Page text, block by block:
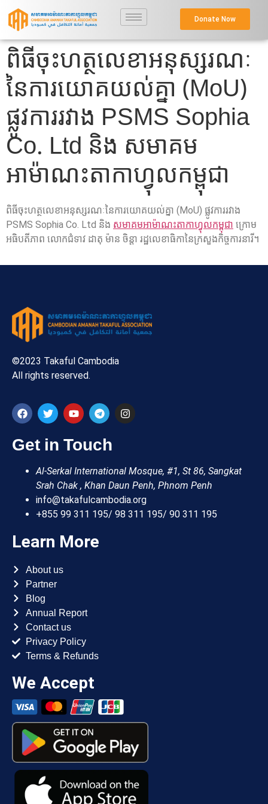
Donate Now
ពិធីចុះហត្ថលេខា​អនុស្សរណៈ
នៃការយោគយល់គ្នា (MoU)
ផ្លូវការរវាង PSMS Sophia
Co. Ltd និង សមាគម
អាម៉ាណះតាកាហ្វុលកម្ពុជា
ពិធីចុះហត្ថលេខា​អនុស្សរណៈនៃការយោគយល់គ្នា (MoU) ផ្លូវការរវាង
PSMS Sophia Co. Ltd និង សមាគមអាម៉ាណះតាកាហ្វុលកម្ពុជា ក្រោម
អធិបតីភាព លោកជំទាវ ដាតុ ម៉ាន ចិន្តា រដ្ឋលេខាធិកានៃក្រសួងកិច្ចការនារី។
©2023 Takaful Cambodia
All rights reserved.
Get in Touch
Al-Serkal International Mosque, #1, St 86, Sangkat
Srah Chak , Khan Daun Penh, Phnom Penh
info@takafulcambodia.org
+855 99 311 195/ 98 311 195/ 90 311 195
Learn More
About us
Partner
Blog
Annual Report
Contact us
Privacy Policy
Terms & Refunds
We Accept